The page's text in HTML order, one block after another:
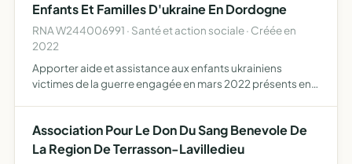
Enfants Et Familles D'ukraine En Dordogne
RNA W244006991 · Santé et action sociale · Créée en
2022
Apporter aide et assistance aux enfants ukrainiens
victimes de la guerre engagée en mars 2022 présents en
financiers, maté…
Association Pour Le Don Du Sang Benevole De
La Region De Terrasson-Lavilledieu